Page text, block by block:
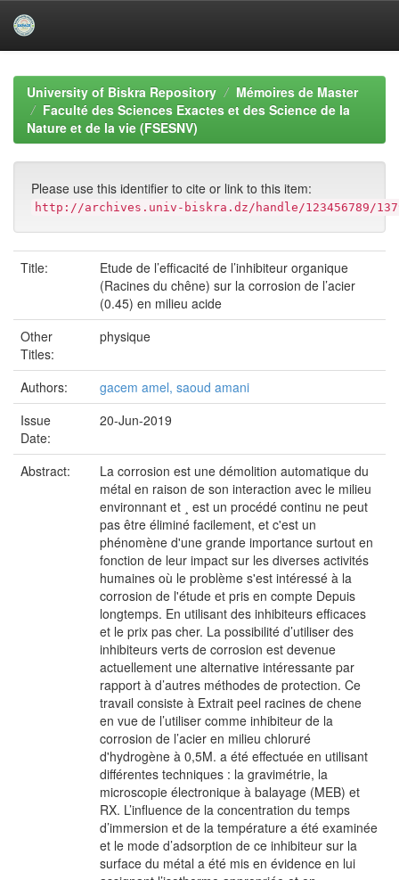
navigationUniversity of Biskra Repository
Mémoires de Master
Faculté des Sciences Exactes et des Science de la
Nature et de la vie (FSESNV)
Please use this identifier to cite or link to this item:
http://archives.univ-biskra.dz/handle/123456789/
Title:
Etude de l’efficacité de l’inhibiteur organique
(Racines du chêne) sur la corrosion de l’acier
(0.45) en milieu acide
Other
Titles:
physique
Authors:
gacem amel, saoud amani
Issue
Date:
20-Jun-2019
Abstract:
La corrosion est une démolition automatique du
métal en raison de son interaction avec le milieu
environnant et ¸ est un procédé continu ne peut
pas être éliminé facilement, et c'est un
phénomène d'une grande importance surtout en
fonction de leur impact sur les diverses activités
humaines où le problème s'est intéressé à la
corrosion de l'étude et pris en compte Depuis
longtemps. En utilisant des inhibiteurs efficaces
et le prix pas cher. La possibilité d’utiliser des
inhibiteurs verts de corrosion est devenue
actuellement une alternative intéressante par
rapport à d’autres méthodes de protection. Ce
travail consiste à Extrait peel racines de chene
en vue de l’utiliser comme inhibiteur de la
corrosion de l’acier en milieu chloruré
d'hydrogène à 0,5M. a été effectuée en utilisant
différentes techniques : la gravimétrie, la
microscopie électronique à balayage (MEB) et
RX. L’influence de la concentration du temps
d’immersion et de la température a été examinée
et le mode d’adsorption de ce inhibiteur sur la
surface du métal a été mis en évidence en lui